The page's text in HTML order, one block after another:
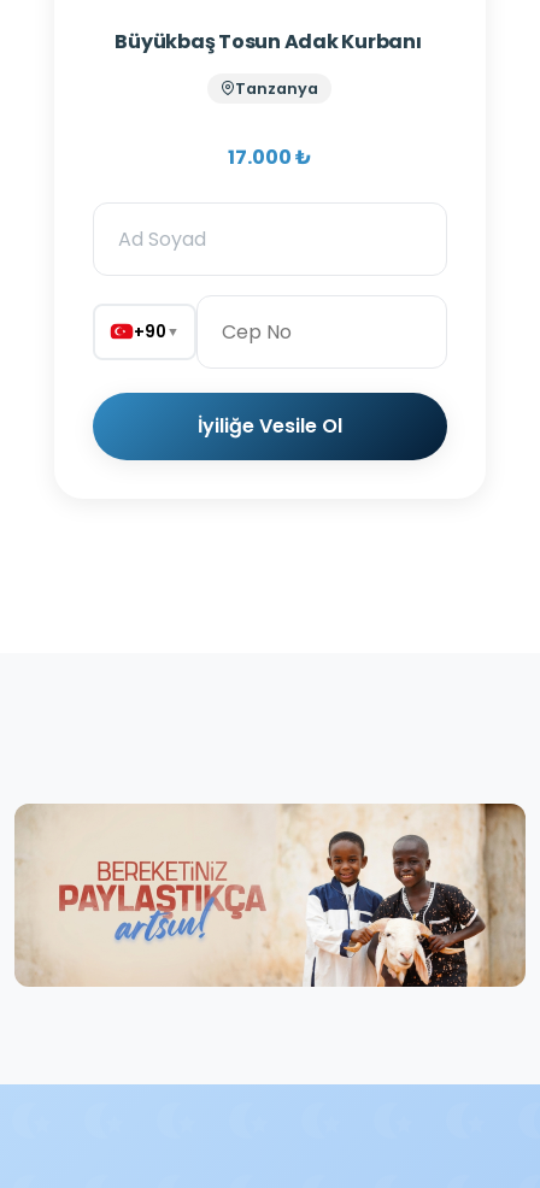
Büyükbaş Tosun Adak Kurbanı
Tanzanya
17.000 ₺
+90▼
İyiliğe Vesile Ol